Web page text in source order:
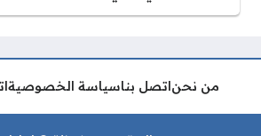
من نحناتصل بناسياسة الخصوصية